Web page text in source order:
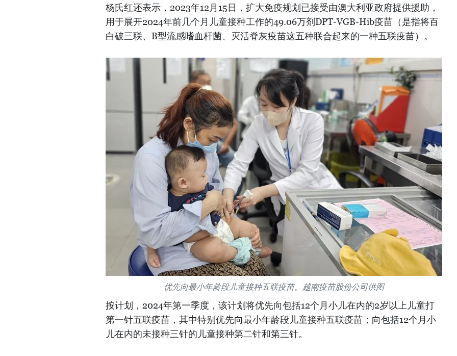
杨氏红还表示，2023年12月15日，扩大免疫规划已接受由澳大利亚政府提供援助，
用于展开2024年前几个月儿童接种工作的49.06万剂DPT-VGB-Hib疫苗（是指将百
白破三联、B型流感嗜血杆菌、灭活脊灰疫苗这五种联合起来的一种五联疫苗）。
优先向最小年龄段儿童接种五联疫苗。越南疫苗股份公司供图
按计划，2024年第一季度，该计划将优先向包括12个月小儿在内的2岁以上儿童打
第一针五联疫苗，其中特别优先向最小年龄段儿童接种五联疫苗；向包括12个月小
儿在内的未接种三针的儿童接种第二针和第三针。